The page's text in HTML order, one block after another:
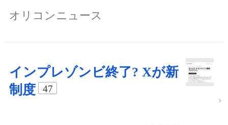
オリコンニュース
インプレゾンビ終了? Xが新
制度
47